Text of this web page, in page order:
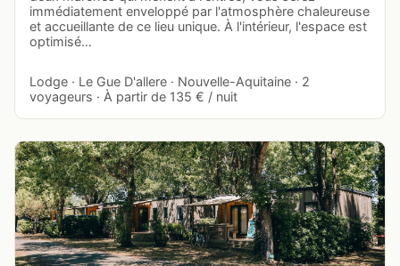
immédiatement enveloppé par l'atmosphère chaleureuse
et accueillante de ce lieu unique. À l'intérieur, l'espace est
optimisé…
Lodge · Le Gue D'allere · Nouvelle-Aquitaine · 2
voyageurs · À partir de 135 € / nuit